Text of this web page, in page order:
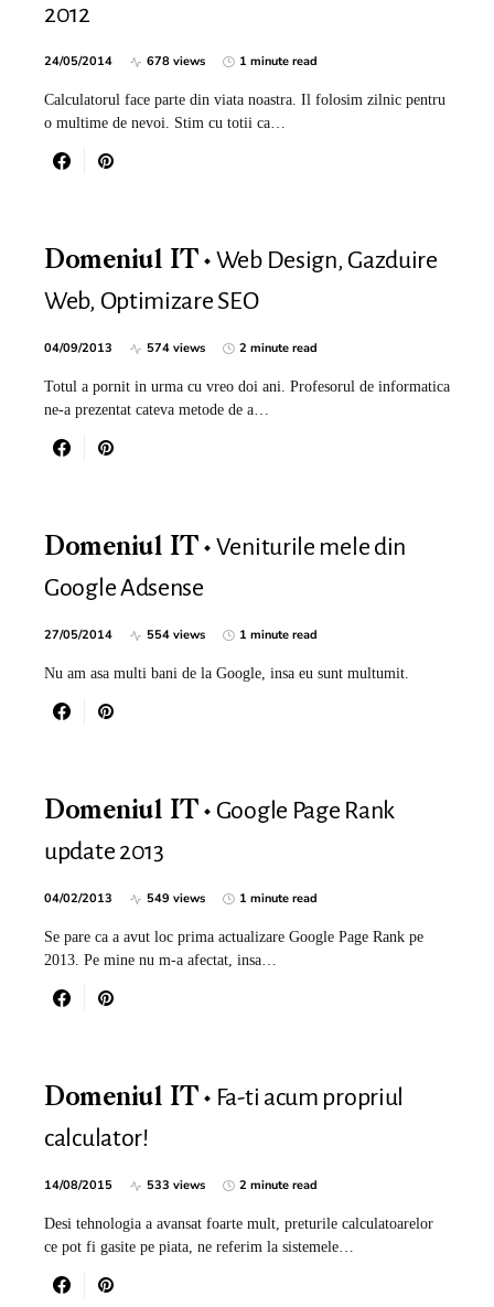
2012
24/05/2014 678 views 1 minute read
Calculatorul face parte din viata noastra. Il folosim zilnic pentru
o multime de nevoi. Stim cu totii ca…
Domeniul IT
Web Design, Gazduire
Web, Optimizare SEO
04/09/2013 574 views 2 minute read
Totul a pornit in urma cu vreo doi ani. Profesorul de informatica
ne-a prezentat cateva metode de a…
Domeniul IT
Veniturile mele din
Google Adsense
27/05/2014 554 views 1 minute read
Nu am asa multi bani de la Google, insa eu sunt multumit.
Domeniul IT
Google Page Rank
update 2013
04/02/2013 549 views 1 minute read
Se pare ca a avut loc prima actualizare Google Page Rank pe
2013. Pe mine nu m-a afectat, insa…
Domeniul IT
Fa-ti acum propriul
calculator!
14/08/2015 533 views 2 minute read
Desi tehnologia a avansat foarte mult, preturile calculatoarelor
ce pot fi gasite pe piata, ne referim la sistemele…